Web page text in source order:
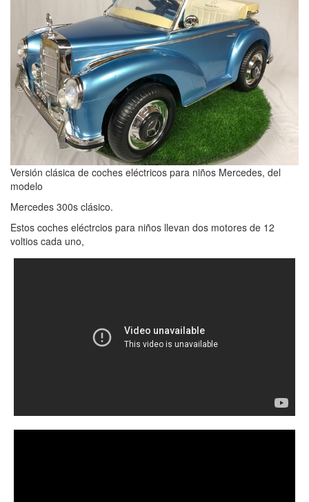
Versión clásica de coches eléctricos para niños Mercedes, del
modelo
Mercedes 300s clásico.
Estos coches eléctrcios para niños llevan dos motores de 12
voltios cada uno,